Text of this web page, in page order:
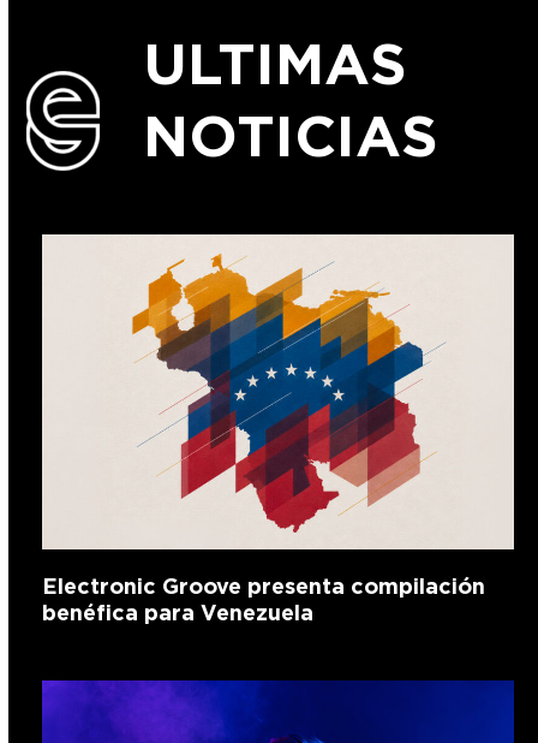
ULTIMAS
NOTICIAS
Electronic Groove presenta compilación
benéfica para Venezuela